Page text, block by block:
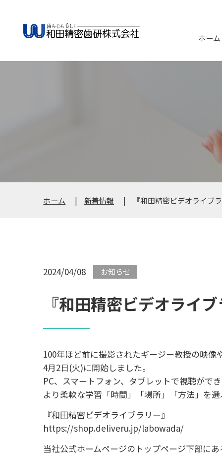
ホーム
ホーム 新着情報 『和田精密ビデオライブ
2024/04/08 お知らせ
『和田精密ビデオライ
100年ほど前に撮影されたギージー教授の映
4月2日(火)に開始しました。
PC、スマートフォン、タブレットで視聴がで
より柔軟な学習「時間」「場所」「方法」を
『和田精密ビデオライブラリー』
https://shop.deliveru.jp/labowada/
当社公式ホームページのトップページ下部に